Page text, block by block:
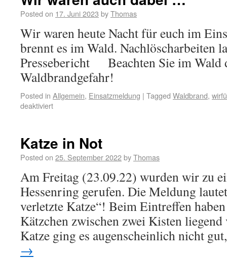
Posted on 17. Juni 2023 byThomas
Wir waren heute Nacht für euch im
brennt es im Wald. Nachlöscharbeiten
Pressebericht Beachten Sie im Wald
Waldbrandgefahr!
Posted in Allgemein, Einsatzmeldung | Tagged Waldbrand,
deaktiviert
Katze in Not
Posted on 25. September 2022byThomas
Am Freitag (23.09.22) wurden wir zu
Hessenring gerufen. Die Meldung
verletzte Katze“! Beim Eintreffen
Kätzchen zwischen zwei Kisten
Katze ging es augenscheinlich nicht
→